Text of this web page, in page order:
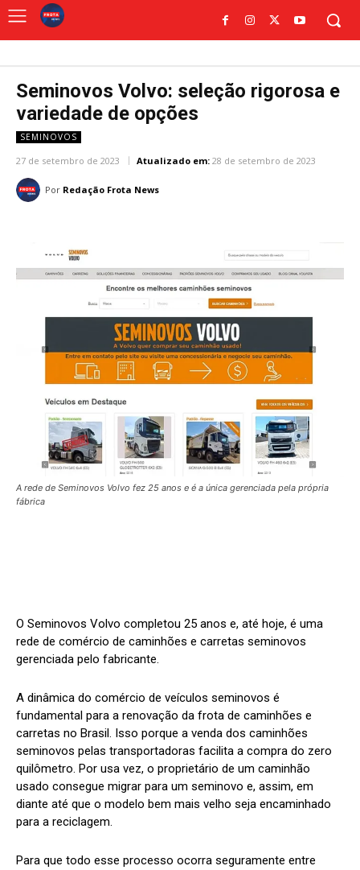
Seminovos Volvo: seleção rigorosa e
variedade de opções
SEMINOVOS
27 de setembro de 2023 Atualizado em: 28 de setembro de 2023
Por Redação Frota News
A rede de Seminovos Volvo fez 25 anos e é a única gerenciada pela própria
fábrica
O Seminovos Volvo completou 25 anos e, até hoje, é uma
rede de comércio de caminhões e carretas seminovos
gerenciada pelo fabricante.
A dinâmica do comércio de veículos seminovos é
fundamental para a renovação da frota de caminhões e
carretas no Brasil. Isso porque a venda dos caminhões
seminovos pelas transportadoras facilita a compra do zero
quilômetro. Por usa vez, o proprietário de um caminhão
usado consegue migrar para um seminovo e, assim, em
diante até que o modelo bem mais velho seja encaminhado
para a reciclagem.
Para que todo esse processo ocorra seguramente entre